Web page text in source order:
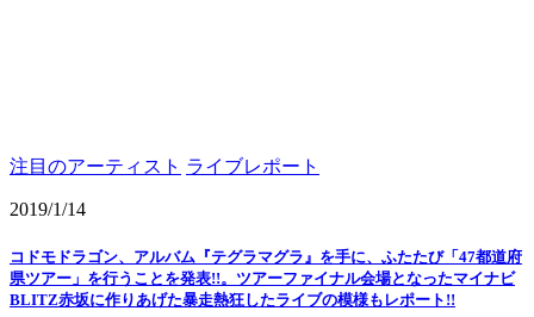
注目のアーティスト ライブレポート
2019/1/14
コドモドラゴン、アルバム『テグラマグラ』を手に、ふたたび「47都道府
県ツアー」を行うことを発表!!。ツアーファイナル会場となったマイナビ
BLITZ赤坂に作りあげた暴走熱狂したライブの模様もレポート!!